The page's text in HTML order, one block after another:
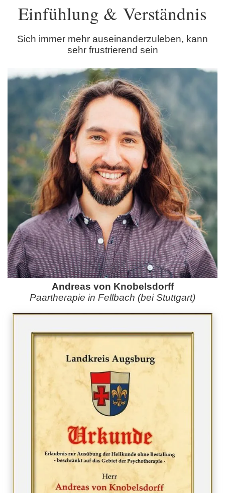
Einfühlung & Verständnis
Sich immer mehr auseinanderzuleben, kann
sehr frustrierend sein
Andreas von Knobelsdorff
Paartherapie in Fellbach (bei Stuttgart)